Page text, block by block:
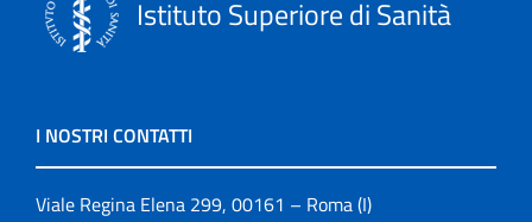
Istituto Superiore di Sanità
I NOSTRI CONTATTI
Viale Regina Elena 299, 00161 – Roma (I)